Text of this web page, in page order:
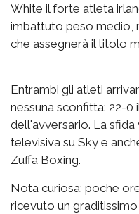
White il forte atleta
imbattuto peso medio,
che assegnerà il titolo
Entrambi gli atleti
nessuna sconfitta: 22-
dell'avversario. La
televisiva su Sky e
Zuffa Boxing.
Nota curiosa: poche
ricevuto un